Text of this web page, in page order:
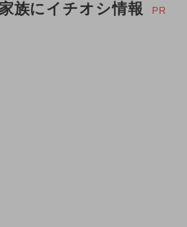
族にイチオシ情報 PR